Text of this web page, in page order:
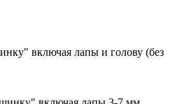
включая лапы и голову (без